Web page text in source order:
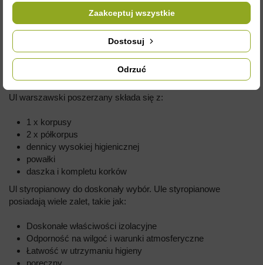
UL WARSZASKI POSZERZANY Z WYSOKĄ
DENNICĄ PLASTIKOWĄ HIGIENICZNĄ -
MALOWANY
Ul warszawski poszerzany składa się z:
1 x korpusy
2 x półkorpus
dennicy wysokiej higienicznej
powałki
daszka i kompletu korków
Ul styropianowy do doskonały wybór. Ule styropianowe
posiadają wiele zalet, takie jak:
Doskonałe właściwości izolacyjne
Odporność na wilgoć i warunki atmosferyczne
Łatwość w utrzymaniu higieny
poręczny
Odrzuć
Dostosuj
Zaakceptuj wszystkie